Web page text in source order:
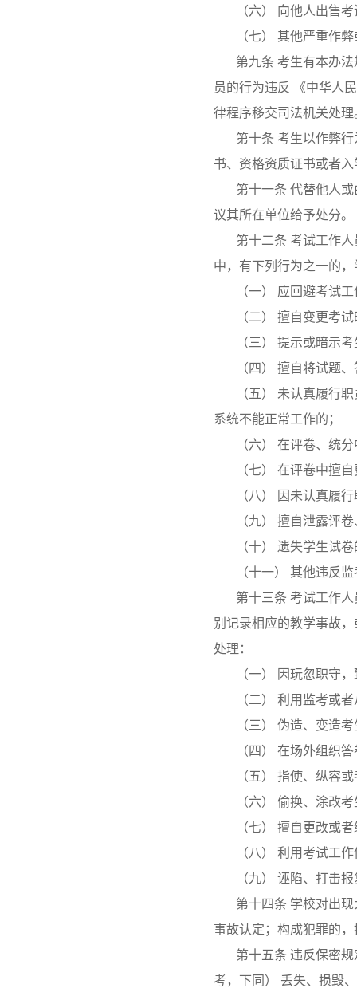
（六） 向他人出售
（七） 其他严重作
第九条 考生有本办
员的行为违反 《中华人
律程序移交司法机关处理
第十条 考生以作弊
书、资格资质证书或者
第十一条 代替他人
议其所在单位给予处分。
第十二条 考试工作
中，有下列行为之一的
（一） 应回避考试
（二） 擅自变更考
（三） 提示或暗示
（四） 擅自将试题
（五） 未认真履行
系统不能正常工作的；
（六） 在评卷、统
（七） 在评卷中擅
（八） 因未认真履
（九） 擅自泄露评
（十） 遗失学生试
（十一） 其他违反
第十三条 考试工作
别记录相应的教学事故
处理：
（一） 因玩忽职守
（二） 利用监考或
（三） 伪造、变造
（四） 在场外组织
（五） 指使、纵容
（六） 偷换、涂改
（七） 擅自更改或
（八） 利用考试工
（九） 诬陷、打击
第十四条 学校对出
事故认定；构成犯罪的
第十五条 违反保密
考，下同） 丢失、损毁